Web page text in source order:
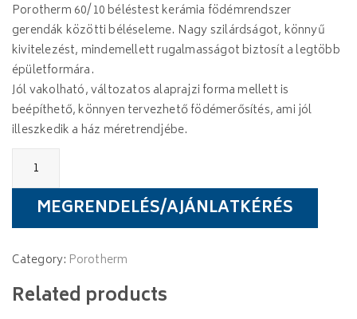
Porotherm 60/10 béléstest kerámia födémrendszer
gerendák közötti béléseleme. Nagy szilárdságot, könnyű
kivitelezést, mindemellett rugalmasságot biztosít a legtöbb
épületformára.
Jól vakolható, változatos alaprajzi forma mellett is
beépíthető, könnyen tervezhető födémerősítés, ami jól
illeszkedik a ház méretrendjébe.
Porotherm
60/10
béléstest
quantityMEGRENDELÉS/AJÁNLATKÉRÉS
Category: Porotherm
Related products